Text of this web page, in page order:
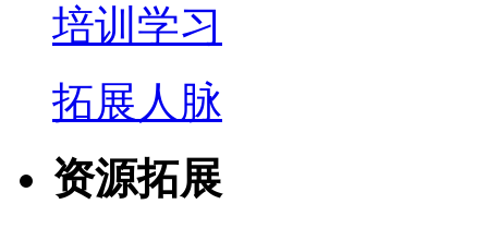
培训学习
拓展人脉
资源拓展